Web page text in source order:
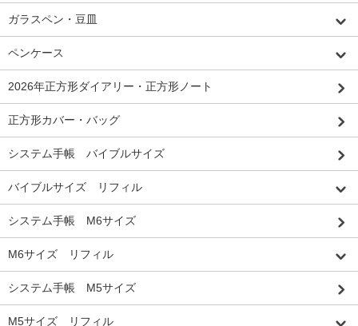
ガラスペン・豆皿
ペンケース
2026年正方形ダイアリー・正方形ノート
正方形カバー・バッグ
システム手帳 バイブルサイズ
バイブルサイズ リフィル
システム手帳 M6サイズ
M6サイズ リフィル
システム手帳 M5サイズ
M5サイズ リフィル